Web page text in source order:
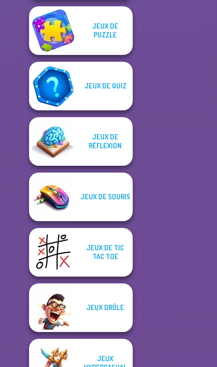
JEUX DE
PUZZLE
JEUX DE QUIZ
JEUX DE
RÉFLEXION
JEUX DE SOURIS
JEUX DE TIC
TAC TOE
JEUX DRÔLE
JEUX